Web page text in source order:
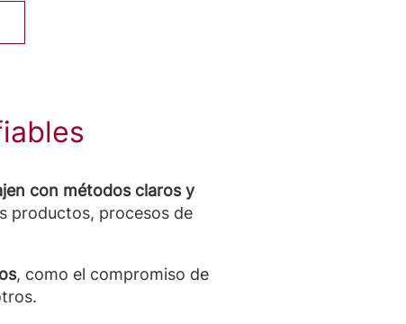
con métodos claros y
productos, procesos de
, como el compromiso de